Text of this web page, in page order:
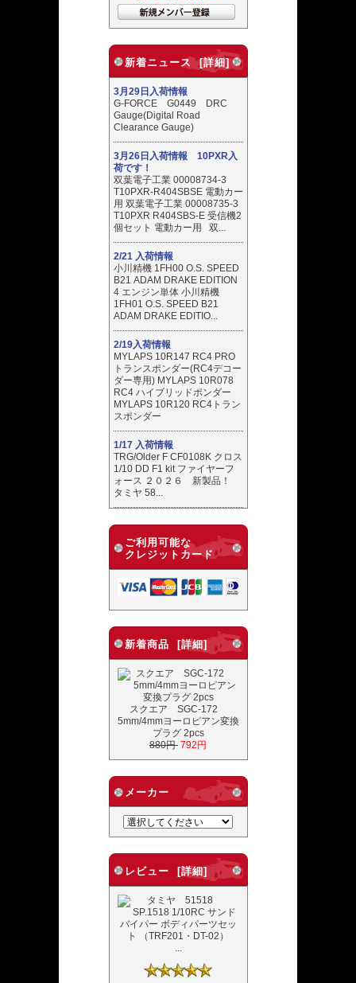
新着ニュース [詳細]
3月29日入荷情報
G-FORCE G0449 DRC
Gauge(Digital Road
Clearance Gauge)
3月26日入荷情報 10PXR入
荷です！
双葉電子工業 00008734-3
T10PXR-R404SBSE 電動カー
用 双葉電子工業 00008735-3
T10PXR R404SBS-E 受信機2
個セット 電動カー用 双...
2/21 入荷情報
小川精機 1FH00 O.S. SPEED
B21 ADAM DRAKE EDITION
4 エンジン単体 小川精機
1FH01 O.S. SPEED B21
ADAM DRAKE EDITIO...
2/19入荷情報
MYLAPS 10R147 RC4 PRO
トランスポンダー(RC4デコー
ダー専用) MYLAPS 10R078
RC4 ハイブリッドポンダー
MYLAPS 10R120 RC4トラン
スポンダー
1/17 入荷情報
TRG/Older F CF0108K クロス
1/10 DD F1 kit ファイヤーフ
ォース ２０２６ 新製品！
タミヤ 58...
ご利用可能な
クレジットカード
新着商品 [詳細]
スクエア SGC-172
5mm/4mmヨーロピアン変換
プラグ 2pcs
880円 792円
メーカー
レビュー [詳細]